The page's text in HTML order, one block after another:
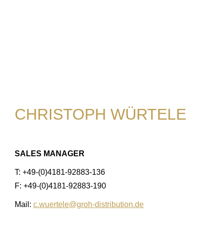
CHRISTOPH WÜRTELE
SALES MANAGER
T: +49-(0)4181-92883-136
F: +49-(0)4181-92883-190
Mail: c.wuertele@groh-distribution.de